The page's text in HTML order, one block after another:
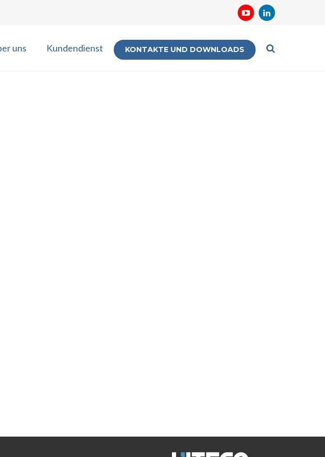
uns Kundendienst KONTAKTE UND DOWNLOADS